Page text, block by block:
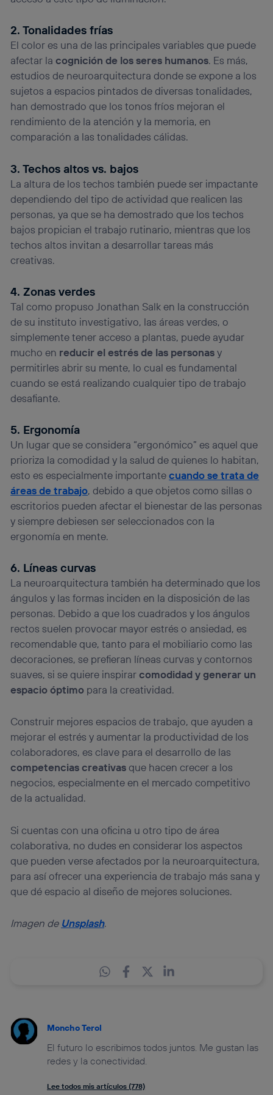
2. Tonalidades frías
El color es una de las principales variables que puede
afectar lacognición de los seres humanos. Es más,
estudios de neuroarquitectura donde se expone a los
sujetos a espacios pintados de diversas tonalidades,
han demostrado que los tonos fríos mejoran el
rendimiento de la atención y la memoria, en
comparación a las tonalidades cálidas.
3. Techos altos vs. bajos
La altura de los techos también puede ser impactante
dependiendo del tipo de actividad que realicen las
personas, ya que se ha demostrado que los techos
bajos propician el trabajo rutinario, mientras que los
techos altos invitan a desarrollar tareas más
creativas.
4. Zonas verdes
Tal como propuso Jonathan Salk en la construcción
de su instituto investigativo, las áreas verdes, o
simplemente tener acceso a plantas, puede ayudar
mucho en reducir el estrés de las personasy
permitirles abrir su mente, lo cual es fundamental
cuando se está realizando cualquier tipo de trabajo
desafiante.
5. Ergonomía
Un lugar que se considera “ergonómico” es aquel que
prioriza la comodidad y la salud de quienes lo habitan,
esto es especialmente importantecuando se trata de
áreas de trabajo, debido a que objetos como sillas o
escritorios pueden afectar el bienestar de las personas
y siempre debiesen ser seleccionados con la
ergonomía en mente.
6. Líneas curvas
La neuroarquitectura también ha determinado que los
ángulos y las formas inciden en la disposición de las
personas. Debido a que los cuadrados y los ángulos
rectos suelen provocar mayor estrés o ansiedad, es
recomendable que, tanto para el mobiliario como las
decoraciones, se prefieran líneas curvas y contornos
suaves, si se quiere inspirarcomodidad y generar un
espacio óptimo para la creatividad.
Construir mejores espacios de trabajo, que ayuden a
mejorar el estrés y aumentar la productividad de los
colaboradores, es clave para el desarrollo de las
competencias creativasque hacen crecer a los
negocios, especialmente en el mercado competitivo
de la actualidad.
Si cuentas con una oficina u otro tipo de área
colaborativa, no dudes en considerar los aspectos
que pueden verse afectados por la neuroarquitectura,
para así ofrecer una experiencia de trabajo más sana y
que dé espacio al diseño de mejores soluciones.
Imagen de Unsplash.
Moncho Terol
El futuro lo escribimos todos juntos. Me gustan las
redes y la conectividad.
Lee todos mis artículos (778)